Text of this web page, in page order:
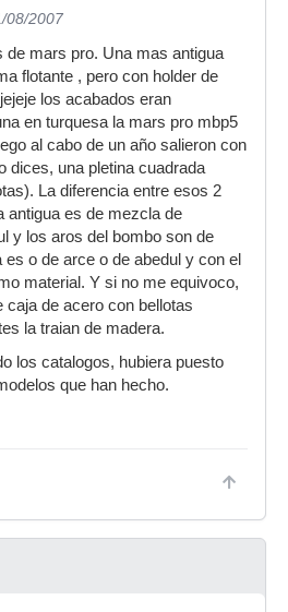
08/2007
de mars pro. Una mas antigua
flotante , pero con holder de
los acabados eran
en turquesa la mars pro mbp5
al cabo de un año salieron con
dices, una pletina cuadrada
La diferencia entre esos 2
antigua es de mezcla de
y los aros del bombo son de
es o de arce o de abedul y con el
material. Y si no me equivoco,
caja de acero con bellotas
la traian de madera.
los catalogos, hubiera puesto
que han hecho.